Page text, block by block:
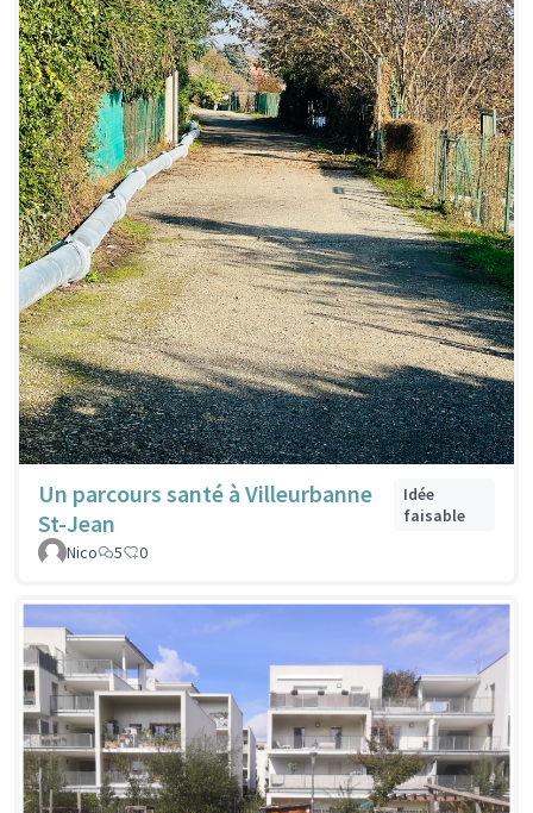
Un parcours santé à Villeurbanne
St-Jean
Idée
faisable
Nico
5 0